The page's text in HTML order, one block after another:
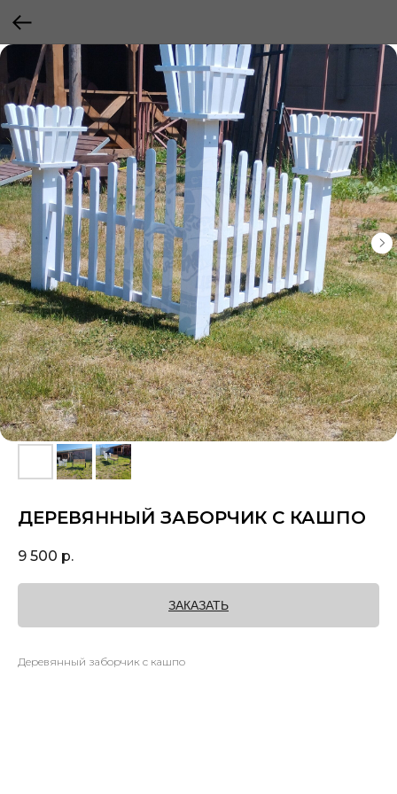
ДЕРЕВЯННЫЙ ЗАБОРЧИК С КАШПО
9 500 р.
ЗАКАЗАТЬ
Деревянный заборчик с кашпо